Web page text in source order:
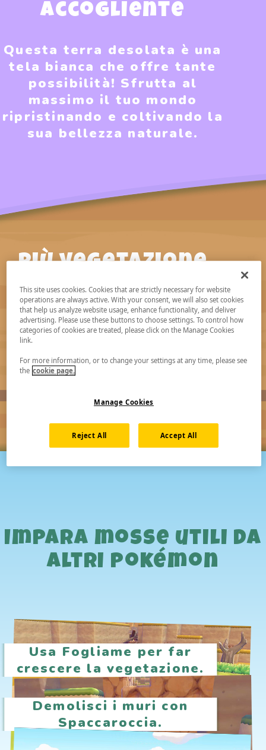
accogliente
Questa terra desolata è una
tela bianca che offre tante
possibilità! Sfrutta al
massimo il tuo mondo
ripristinando e coltivando la
sua bellezza naturale.
Più vegetazione
riesci a far
crescere, più
Pokémon
incontrerai
Impara mosse utili da
altri Pokémon
Usa Fogliame per far
crescere la vegetazione.
Demolisci i muri con
Spaccaroccia.
This site uses cookies. Cookies that are strictly necessary for website
operations are always active. With your consent, we will also set cookies
that help us analyze website usage, enhance functionality, and deliver
advertising. Please use these buttons to choose settings. To control how
categories of cookies are treated, please click on the Manage Cookies
link.
For more information, or to change your settings at any time, please see
the cookie page.
Manage Cookies
Reject All Accept All